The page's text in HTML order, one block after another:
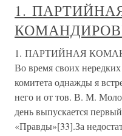
1.
1. ПАРТИЙНАЯ
Во время своих
комитета однажды я
него и от тов. В. М.
день выпускается
«Правды»[33].За